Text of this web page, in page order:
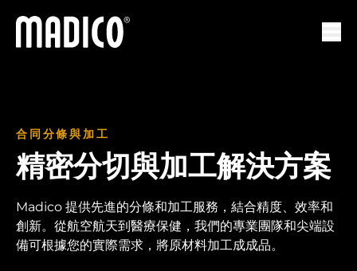
馬迪科
合同分條與加工
精密分切與加工解決方案
Madico 提供先進的分條和加工服務，結合精度、效率和
創新。從航空航天到醫療保健，我們的專業團隊和尖端設
備可根據您的實際需求，將原材料加工成成品。